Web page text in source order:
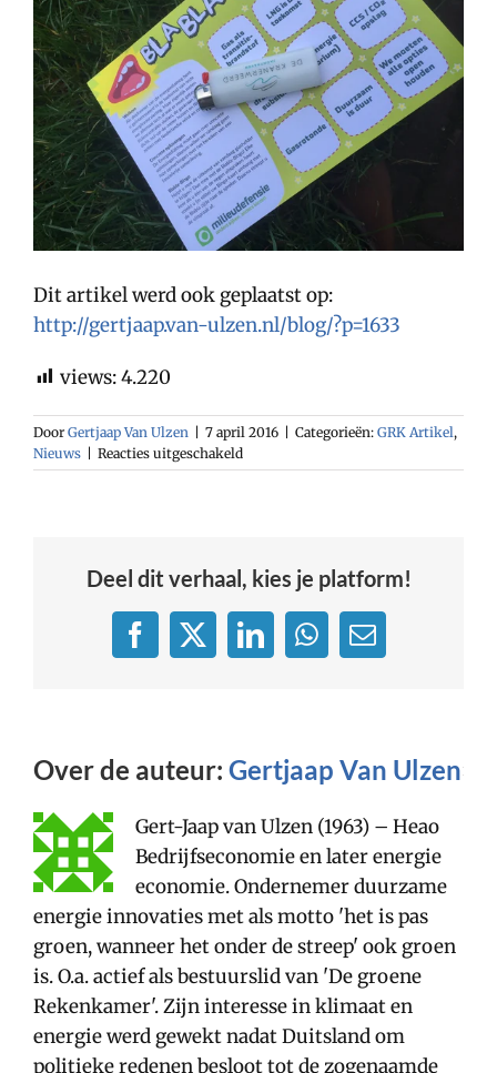
Dit artikel werd ook geplaatst op:
http://gertjaap.van-ulzen.nl/blog/?p=1633
views:4.220
Door Gertjaap Van Ulzen 7 april 2016 Categorieën: GRK Artikel ,
Nieuws
Reacties uitgeschakeldvoor
Warmtenetten
van
Deel dit verhaal, kies je platform!
Facebook
X LinkedInWhatsApp
E-
Over de auteur: Gertjaap Van Ulzen
Gert-Jaap van Ulzen (1963) – Heao
Bedrijfseconomie en later energie
economie. Ondernemer duurzame
energie innovaties met als motto 'het is pas
groen, wanneer het onder de streep' ook groen
is. O.a. actief als bestuurslid van 'De groene
Rekenkamer'. Zijn interesse in klimaat en
energie werd gewekt nadat Duitsland om
politieke redenen besloot tot de zogenaamde